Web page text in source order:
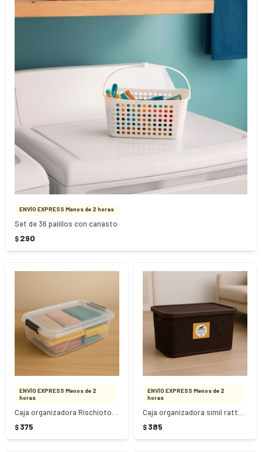
ENVÍO EXPRESS Menos de 2 horas
Set de 36 palillos con canasto
$ 290
ENVÍO EXPRESS Menos de 2
horas
$ 375
ENVÍO EXPRESS Menos de 2
horas
$ 385